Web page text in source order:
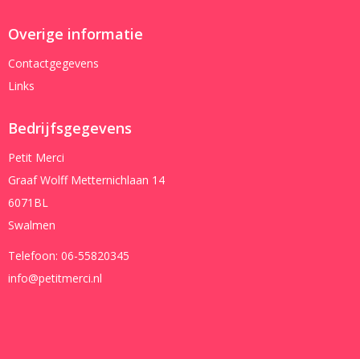
Overige informatie
Contactgegevens
Links
Bedrijfsgegevens
Petit Merci
Graaf Wolff Metternichlaan 14
6071BL
Swalmen
Telefoon: 06-55820345
info@petitmerci.nl